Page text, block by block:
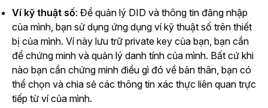
Ví kỹ thuật số: Để quản lý DID và thông tin đăng nhập
của mình, bạn sử dụng ứng dụng ví kỹ thuật số trên thiết
bị của mình. Ví này lưu trữ private key của bạn, bạn cần
để chứng minh và quản lý danh tính của mình. Bất cứ khi
nào bạn cần chứng minh điều gì đó về bản thân, bạn có
thể chọn và chia sẻ các thông tin xác thực liên quan trực
tiếp từ ví của mình.